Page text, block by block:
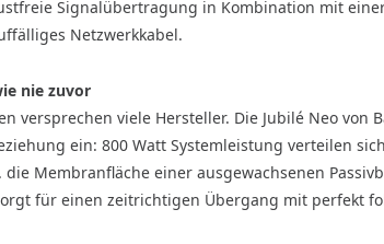
Signalübertragung in Kombination mit
Netzwerkkabel.
nie zuvor
versprechen viele Hersteller. Die Jubilé Neo von
ein: 800 Watt Systemleistung verteilen
die Membranfläche einer ausgewachsenen
für einen zeitrichtigen Übergang mit perfekt